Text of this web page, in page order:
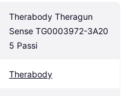
Therabody Theragun
Sense TG0003972-3A20
5 Passi
Therabody